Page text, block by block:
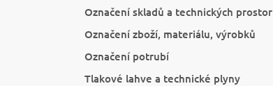
Označení skladů a technických prostor
Označení zboží, materiálu, výrobků
Označení potrubí
Tlakové lahve a technické plyny